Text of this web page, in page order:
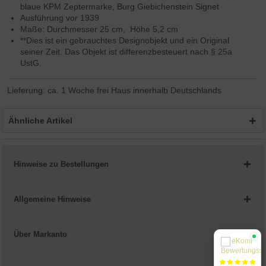
blaue KPM Zeptermarke, Burg Giebichenstein Signet
Ausführung vor 1939
Maße: Durchmesser 25 cm, Höhe 5,2 cm
**Dies ist ein gebrauchtes Designobjekt und ein Original
seiner Zeit. Das Objekt ist differenzbesteuert nach § 25a
UstG.
Lieferung: ca. 1 Woche frei Haus innerhalb Deutschlands
Ähnliche Artikel
Hinweise zu Bestellungen
Allgemeine Hinweise
Über Markanto